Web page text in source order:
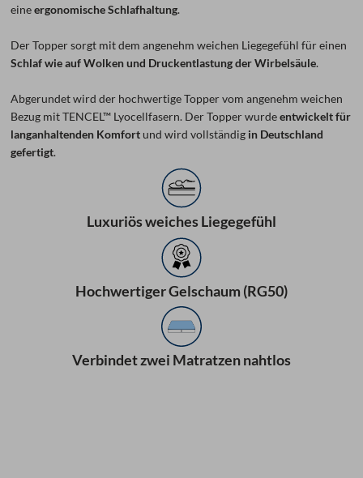
eineergonomische Schlafhaltung.
Der Topper sorgt mit dem angenehm weichen Liegegefühl für einen
Schlaf wie auf Wolken und Druckentlastung der Wirbelsäule.
Abgerundet wird der hochwertige Topper vom angenehm weichen
Bezug mit TENCEL™ Lyocellfasern. Der Topper wurdeentwickelt für
langanhaltenden Komfort und wird vollständig in Deutschland
gefertigt.
Luxuriös weiches Liegegefühl
Hochwertiger Gelschaum (RG50)
Verbindet zwei Matratzen nahtlos